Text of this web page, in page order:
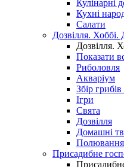
Кулінарні
Кухні
Салати
Дозвілля.
Дозвілля.
Показати
Риболовля
Акваріум
Збір грибів
Ігри
Свята
Дозвілля
Домашні
Полювання
Присадибне